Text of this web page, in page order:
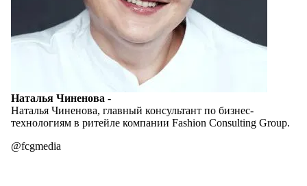
Наталья Чиненова -
Наталья Чиненова, главный консультант по бизнес-
технологиям в ритейле компании Fashion Consulting Group.
@fcgmedia